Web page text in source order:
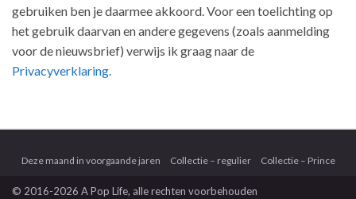
gebruiken ben je daarmee akkoord. Voor een toelichting op
het gebruik daarvan en andere gegevens (zoals aanmelding
voor de nieuwsbrief) verwijs ik graag naar de
Privacyverklaring.
Deze maand in voorgaande jaren Collectie – regulier Collectie – Prince
© 2016-2026 A Pop Life, alle rechten voorbehouden